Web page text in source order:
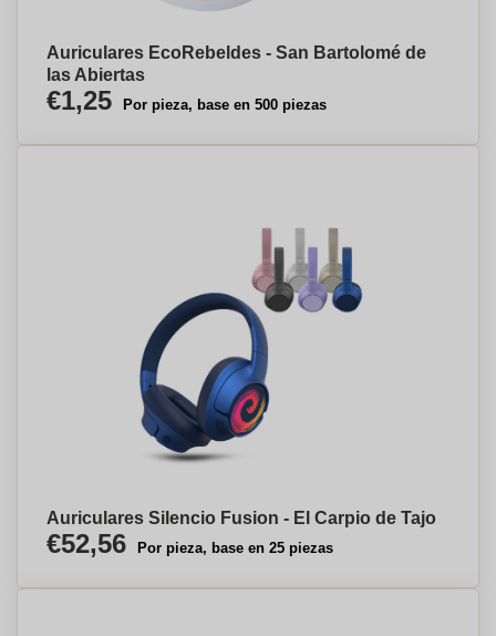
Auriculares EcoRebeldes - San Bartolomé de
las Abiertas
€1,25 Por pieza, base en 500 piezas
Auriculares Silencio Fusion - El Carpio de Tajo
€52,56 Por pieza, base en 25 piezas